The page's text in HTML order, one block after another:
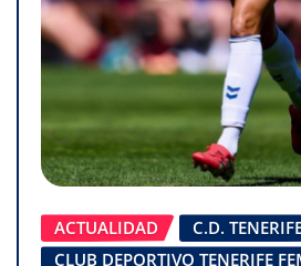
ACTUALIDAD
C.D.
CLUB DEPORTIVO TENERIFE